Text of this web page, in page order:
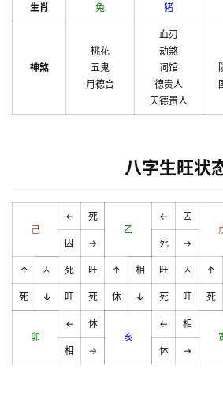
生肖 兔 猪
神煞
桃花
五鬼
月德合
血刃
劫煞
词馆
德贵人
天德贵人
八字生旺状
己
←
死
乙
←
囚
囚
→ 死 →
↑ 囚 死 旺 ↑ 相 旺 囚 ↑
死 ↓ 旺 死 休 ↓ 死 旺 死
卯
←
休
亥
←
相
相
→ 休 →